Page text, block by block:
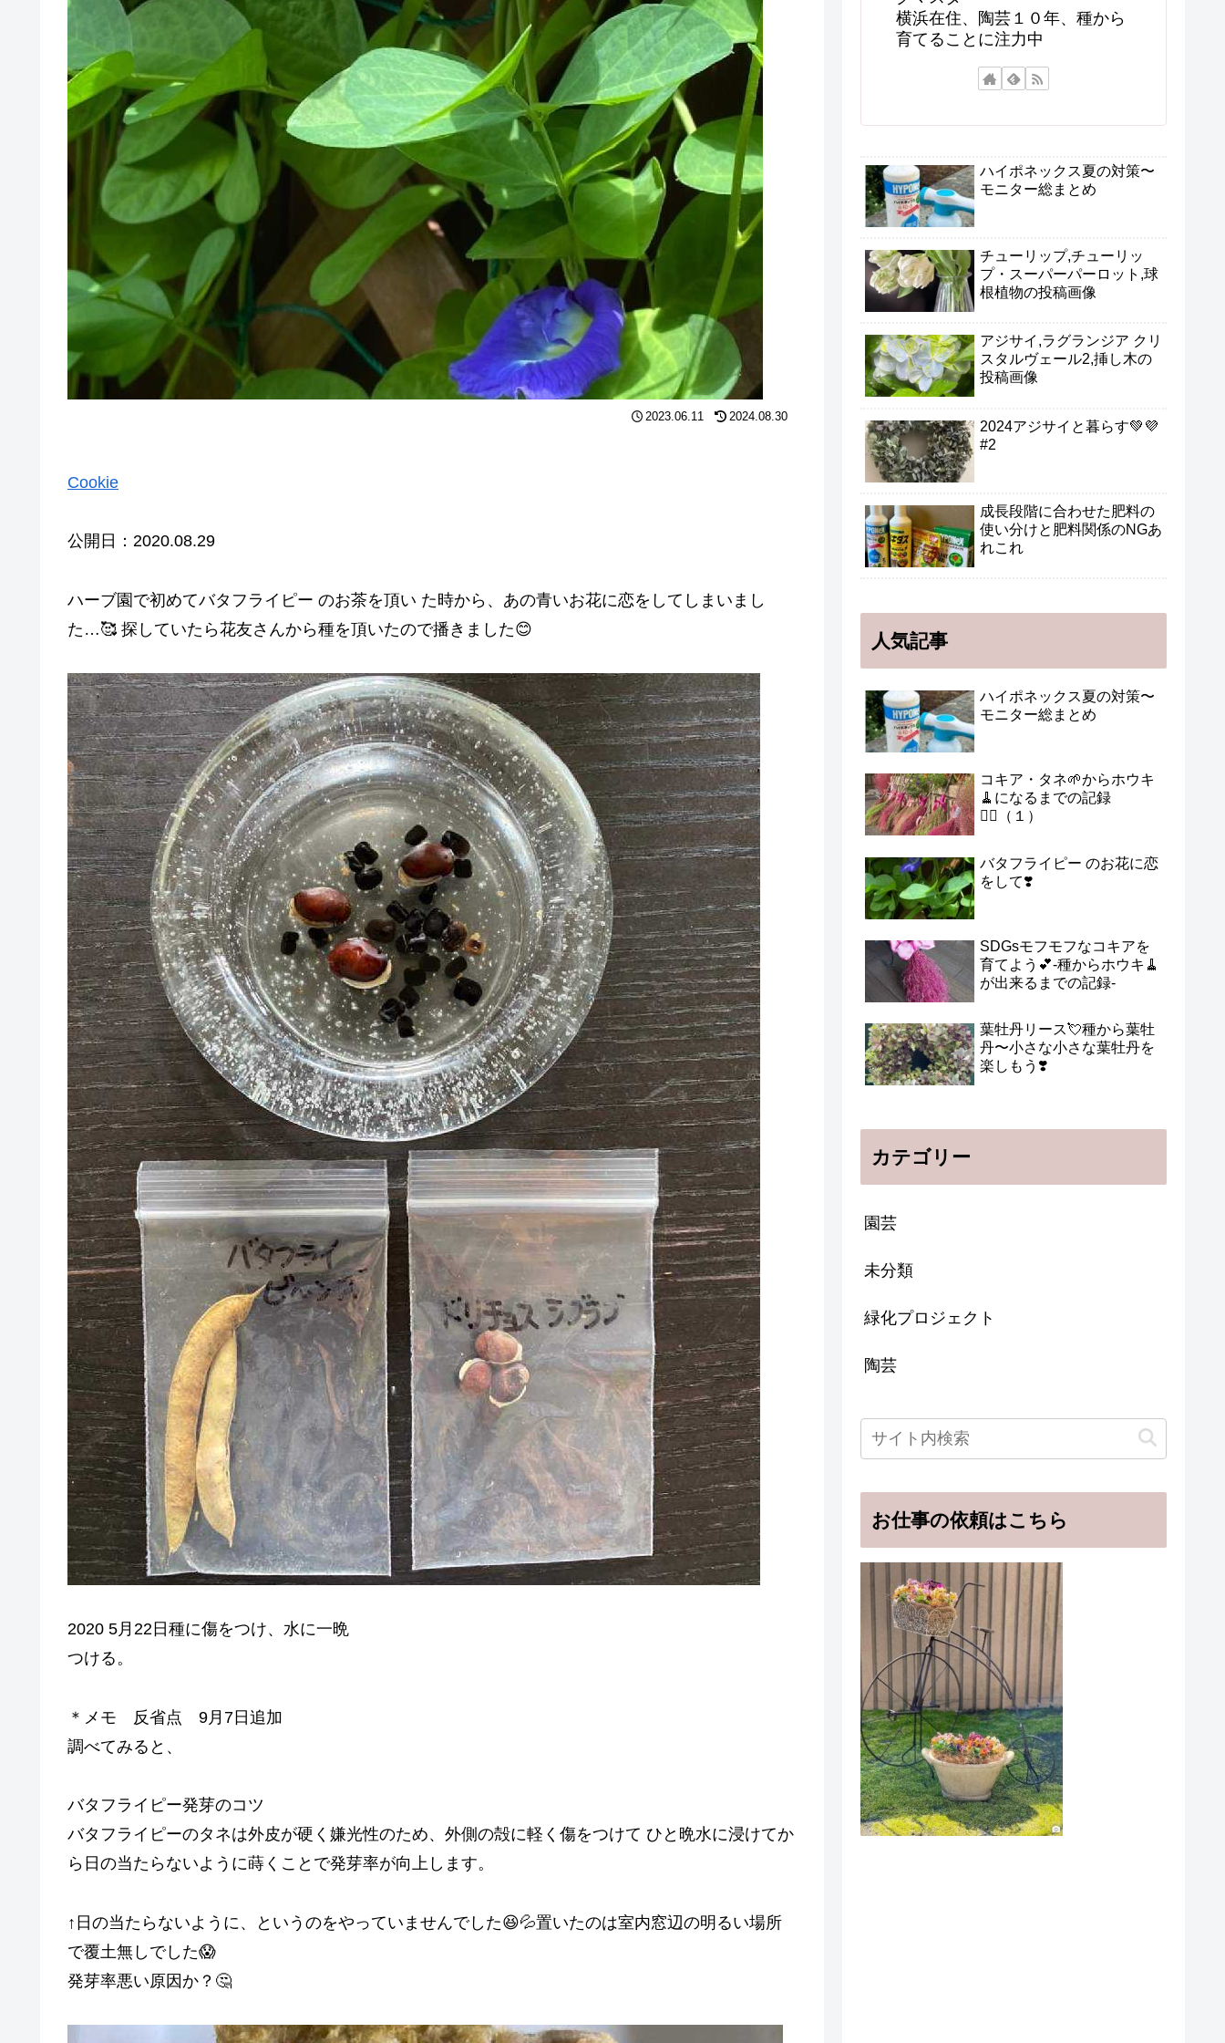
2023.06.11 2024.08.30
Cookie
公開日：2020.08.29
ハーブ園で初めてバタフライピー のお茶を頂い た時から、あの青いお花に恋をしてしまいまし
た…🥰 探していたら花友さんから種を頂いたので播きました😊
2020 5月22日種に傷をつけ、水に一晩
つける。
＊メモ 反省点 9月7日追加
調べてみると、
バタフライピー発芽のコツ
バタフライピーのタネは外皮が硬く嫌光性のため、外側の殻に軽く傷をつけて ひと晩水に浸けてか
ら日の当たらないように蒔くことで発芽率が向上します。
↑日の当たらないように、というのをやっていませんでした😆💦置いたのは室内窓辺の明るい場所
で覆土無しでした😱
発芽率悪い原因か？🤔
横浜在住、陶芸１０年、種から
育てることに注力中
ハイポネックス夏の対策〜
モニター総まとめ
チューリップ,チューリッ
プ・スーパーパーロット,球
根植物の投稿画像
アジサイ,ラグランジア クリ
スタルヴェール2,挿し木の
投稿画像
2024アジサイと暮らす💚💜
#2
成長段階に合わせた肥料の
使い分けと肥料関係のNGあ
れこれ
人気記事
ハイポネックス夏の対策〜
モニター総まとめ
コキア・タネ🌱からホウキ
🧹になるまでの記録
🧙‍♀️（１）
バタフライピー のお花に恋
をして❣️
SDGsモフモフなコキアを
育てよう💕-種からホウキ🧹
が出来るまでの記録-
葉牡丹リース💘種から葉牡
丹〜小さな小さな葉牡丹を
楽しもう❣️
カテゴリー
園芸
未分類
緑化プロジェクト
陶芸
お仕事の依頼はこちら